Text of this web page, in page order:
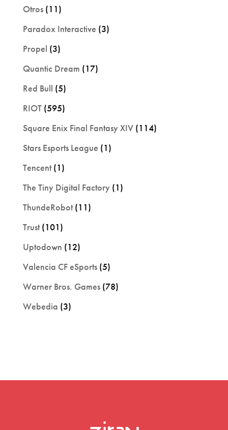
Otros(11)
Paradox Interactive (3)
Propel (3)
Quantic Dream (17)
Red Bull (5)
RIOT(595)
Square Enix Final Fantasy XIV(114)
Stars Esports League (1)
Tencent(1)
The Tiny Digital Factory(1)
ThundeRobot(11)
Trust(101)
Uptodown (12)
Valencia CF eSports(5)
Warner Bros. Games(78)
Webedia (3)